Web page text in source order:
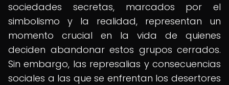
sociedades secretas, marcados por el
simbolismo y la realidad, representan un
momento crucial en la vida de quienes
deciden abandonar estos grupos cerrados.
Sin embargo, las represalias y consecuencias
sociales a las que se enfrentan los desertores